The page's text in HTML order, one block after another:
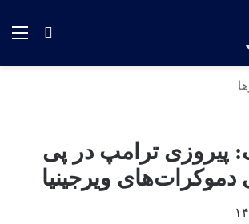
جستجو
ترامپ در پی
ویرجینیا